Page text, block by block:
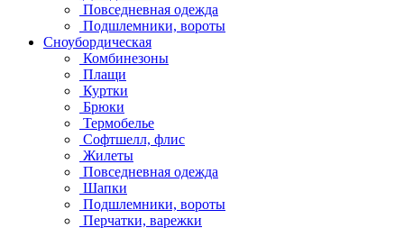
Повседневная одежда
Подшлемники, вороты
Сноубордическая
Комбинезоны
Плащи
Куртки
Брюки
Термобелье
Софтшелл, флис
Жилеты
Повседневная одежда
Шапки
Подшлемники, вороты
Перчатки, варежки